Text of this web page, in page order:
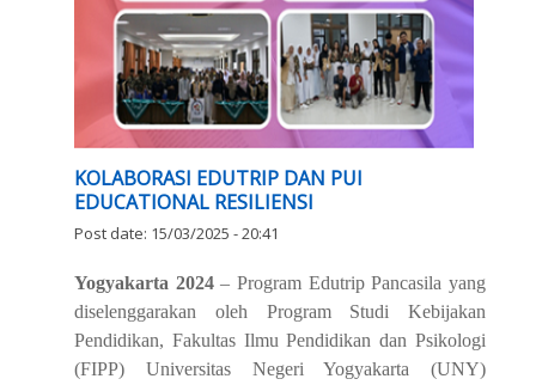
KOLABORASI EDUTRIP DAN PUI
EDUCATIONAL RESILIENSI
Post date: 15/03/2025 - 20:41
Yogyakarta 2024– Program Edutrip Pancasila yang
diselenggarakan oleh Program Studi Kebijakan
Pendidikan, Fakultas Ilmu Pendidikan dan Psikologi
(FIPP) Universitas Negeri Yogyakarta (UNY)